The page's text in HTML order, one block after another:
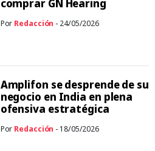
comprar GN Hearing
Por Redacción - 24/05/2026
Amplifon se desprende de su
negocio en India en plena
ofensiva estratégica
Por Redacción - 18/05/2026